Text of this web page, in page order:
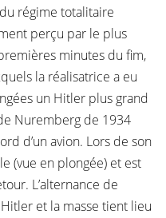
régime totalitaire
perçu par le plus
minutes du fim,
la réalisatrice a eu
un Hitler plus grand
Nuremberg de 1934
d’un avion. Lors de son
(vue en plongée) et est
L’alternance de
et la masse tient lieu